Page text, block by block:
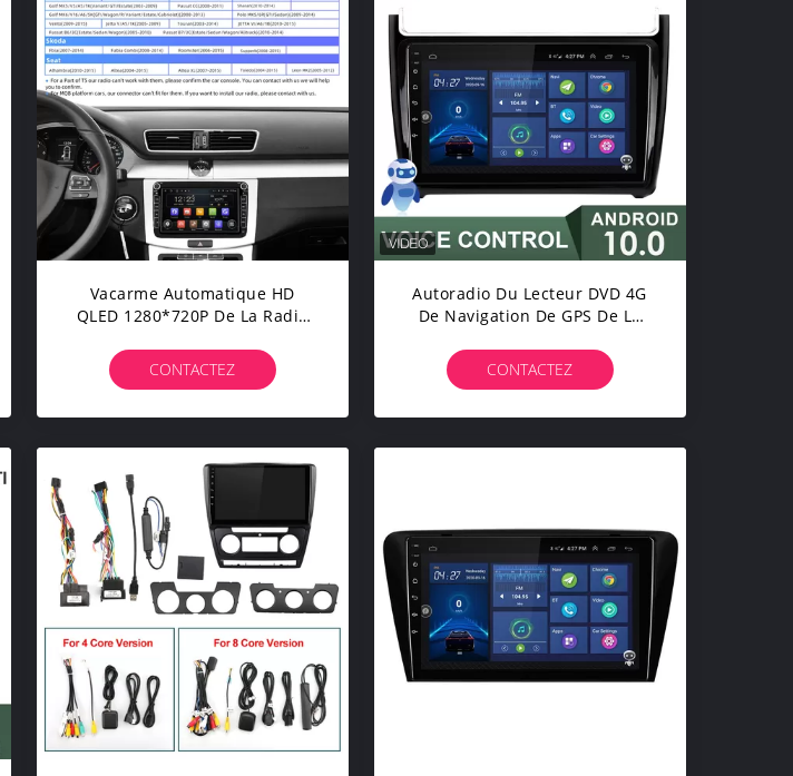
Vacarme Automatique HD
QLED 1280*720P De La Radio
GPS De Golf De Skoda
CONTACTEZ
Autoradio Du Lecteur DVD 4G
De Navigation De GPS De La
De Voix
CONTACTEZ